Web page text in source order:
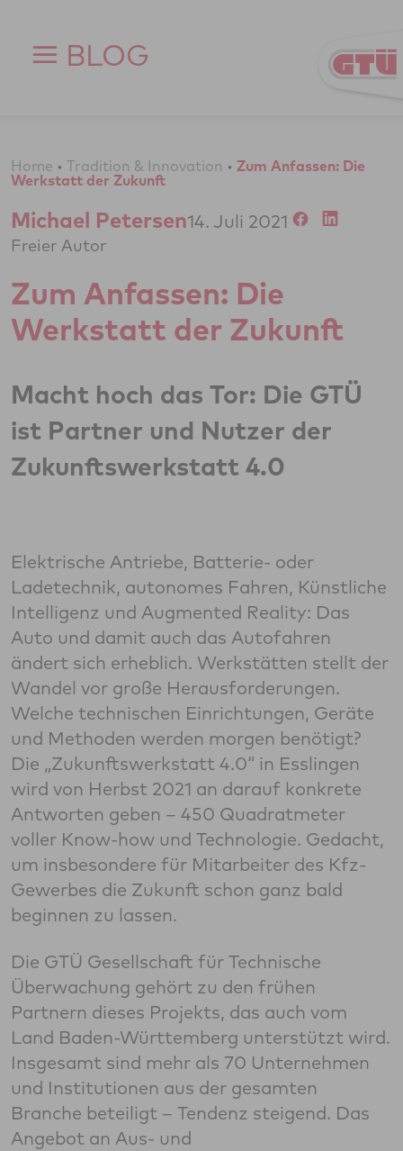
BLOG
Home • Tradition & Innovation • Zum Anfassen: Die
Werkstatt der Zukunft
Michael Petersen
Freier Autor
14. Juli 2021
Zum Anfassen: Die
Werkstatt der Zukunft
Macht hoch das Tor: Die GTÜ
ist Partner und Nutzer der
Zukunftswerkstatt 4.0
Elektrische Antriebe, Batterie- oder
Ladetechnik, autonomes Fahren, Künstliche
Intelligenz und Augmented Reality: Das
Auto und damit auch das Autofahren
ändert sich erheblich. Werkstätten stellt der
Wandel vor große Herausforderungen.
Welche technischen Einrichtungen, Geräte
und Methoden werden morgen benötigt?
Die „Zukunftswerkstatt 4.0“ in Esslingen
wird von Herbst 2021 an darauf konkrete
Antworten geben – 450 Quadratmeter
voller Know-how und Technologie. Gedacht,
um insbesondere für Mitarbeiter des Kfz-
Gewerbes die Zukunft schon ganz bald
beginnen zu lassen.
Die GTÜ Gesellschaft für Technische
Überwachung gehört zu den frühen
Partnern dieses Projekts, das auch vom
Land Baden-Württemberg unterstützt wird.
Insgesamt sind mehr als 70 Unternehmen
und Institutionen aus der gesamten
Branche beteiligt – Tendenz steigend. Das
Angebot an Aus- und